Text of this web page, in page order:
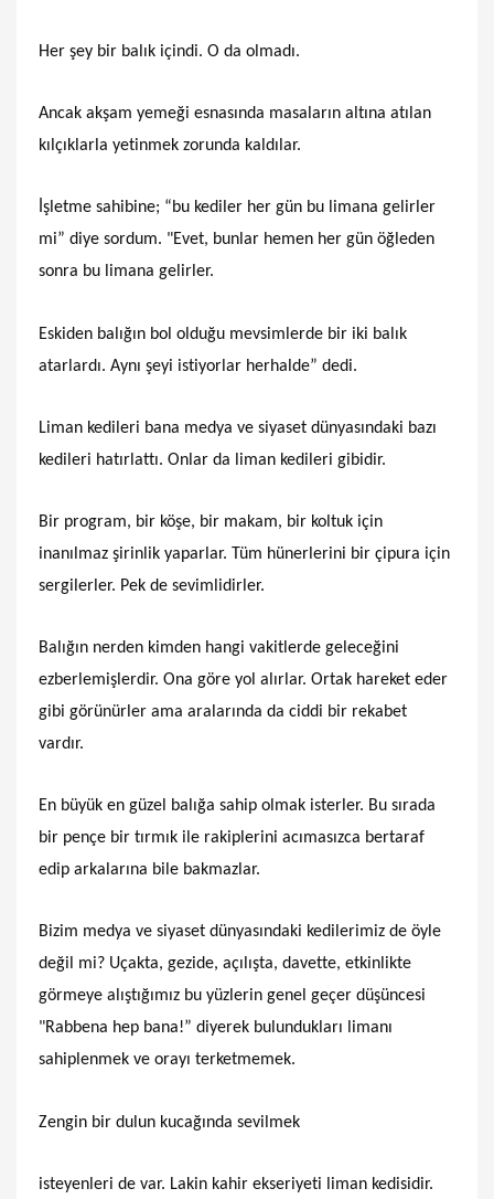
Her şey bir balık içindi. O da olmadı.
Ancak akşam yemeği esnasında masaların altına atılan
kılçıklarla yetinmek zorunda kaldılar.
İşletme sahibine; “bu kediler her gün bu limana gelirler
mi” diye sordum. "Evet, bunlar hemen her gün öğleden
sonra bu limana gelirler.
Eskiden balığın bol olduğu mevsimlerde bir iki balık
atarlardı. Aynı şeyi istiyorlar herhalde” dedi.
Liman kedileri bana medya ve siyaset dünyasındaki bazı
kedileri hatırlattı. Onlar da liman kedileri gibidir.
Bir program, bir köşe, bir makam, bir koltuk için
inanılmaz şirinlik yaparlar. Tüm hünerlerini bir çipura için
sergilerler. Pek de sevimlidirler.
Balığın nerden kimden hangi vakitlerde geleceğini
ezberlemişlerdir. Ona göre yol alırlar. Ortak hareket eder
gibi görünürler ama aralarında da ciddi bir rekabet
vardır.
En büyük en güzel balığa sahip olmak isterler. Bu sırada
bir pençe bir tırmık ile rakiplerini acımasızca bertaraf
edip arkalarına bile bakmazlar.
Bizim medya ve siyaset dünyasındaki kedilerimiz de öyle
değil mi? Uçakta, gezide, açılışta, davette, etkinlikte
görmeye alıştığımız bu yüzlerin genel geçer düşüncesi
"Rabbena hep bana!” diyerek bulundukları limanı
sahiplenmek ve orayı terketmemek.
Zengin bir dulun kucağında sevilmek
isteyenleri de var. Lakin kahir ekseriyeti liman kedisidir.